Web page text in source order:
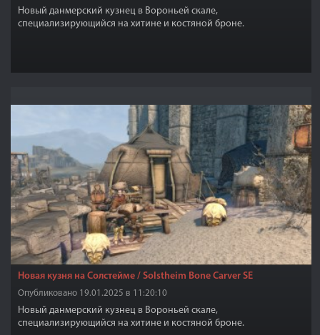
Новый данмерский кузнец в Вороньей скале,
специализирующийся на хитине и костяной броне.
Новая кузня на Солстейме / Solstheim Bone Carver SE
Опубликовано 19.01.2025 в 11:20:10
Новый данмерский кузнец в Вороньей скале,
специализирующийся на хитине и костяной броне.